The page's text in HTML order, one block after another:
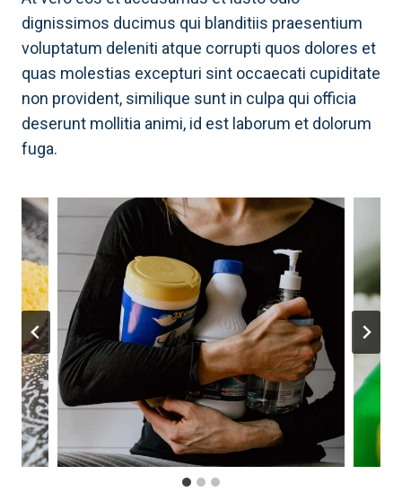
dignissimos ducimus qui blanditiis praesentium
voluptatum deleniti atque corrupti quos dolores et
quas molestias excepturi sint occaecati cupiditate
non provident, similique sunt in culpa qui officia
deserunt mollitia animi, id est laborum et dolorum
fuga.